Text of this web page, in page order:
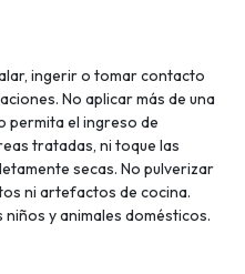
ingerir o tomar contacto
No aplicar más de una
permita el ingreso de
tratadas, ni toque las
secas. No pulverizar
ni artefactos de cocina.
y animales domésticos.